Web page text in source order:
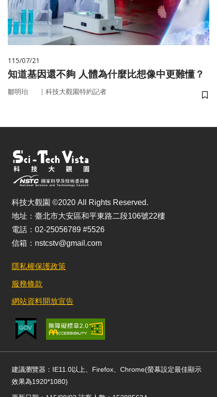
115/07/21
知道基因還不夠 人體為什麼比想像中更難懂？
鄒明珆 ｜ 科技大觀園特約記者
儲
科技大觀園 ©2020 All Rights Reserved.
地址：臺北市大安區和平東路二段106號22樓
電話：02-25056789 #5526
信箱：nstcstv@gmail.com
隱私權保護政策
服務條款
網站資料開放宣告
建議瀏覽器：IE11.0以上、Firefox、Chrome(螢幕設定最佳顯示
效果為1920*1080)